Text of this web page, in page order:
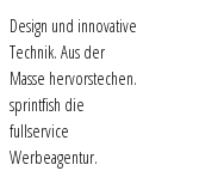
Design und innovative
Technik. Aus der
Masse hervorstechen.
sprintfish die
fullservice
Werbeagentur.